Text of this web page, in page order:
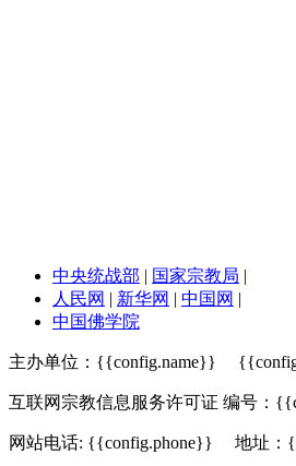
中央统战部 | 国家宗教局 |
人民网 | 新华网 | 中国网 |
中国佛学院
主办单位：{{config.name}}
互联网宗教信息服务许可证 编号：
网站电话: {{config.phone}} 地址：